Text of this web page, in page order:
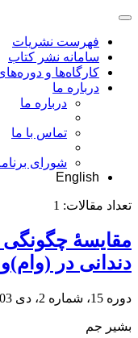
فهرست نشریات
سامانه نشر کتاب
کارگاه‌ها و
درباره ما
درباره ما
تماس با ما
شورای
English
تعداد مقالات: 1
مقایسۀ
دندانی‌ در
دوره 15، شماره 2، دی 1403، صفحه
بشیر جم